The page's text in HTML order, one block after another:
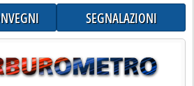
SEGNALAZIONI